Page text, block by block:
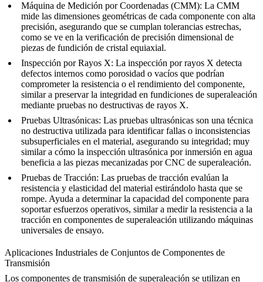
Máquina de Medición por Coordenadas (CMM): La CMM
mide las dimensiones geométricas de cada componente con alta
precisión, asegurando que se cumplan tolerancias estrechas,
como se ve en la verificación de precisión dimensional de
piezas de fundición de cristal equiaxial.
Inspección por Rayos X: La inspección por rayos X detecta
defectos internos como porosidad o vacíos que podrían
comprometer la resistencia o el rendimiento del componente,
similar a preservar la integridad en fundiciones de superaleación
mediante pruebas no destructivas de rayos X.
Pruebas Ultrasónicas: Las pruebas ultrasónicas son una técnica
no destructiva utilizada para identificar fallas o inconsistencias
subsuperficiales en el material, asegurando su integridad; muy
similar a cómo la inspección ultrasónica por inmersión en agua
beneficia a las piezas mecanizadas por CNC de superaleación.
Pruebas de Tracción: Las pruebas de tracción evalúan la
resistencia y elasticidad del material estirándolo hasta que se
rompe. Ayuda a determinar la capacidad del componente para
soportar esfuerzos operativos, similar a medir la resistencia a la
tracción en componentes de superaleación utilizando máquinas
universales de ensayo.
Aplicaciones Industriales de Conjuntos de Componentes de
Transmisión
Los componentes de transmisión de superaleación se utilizan en